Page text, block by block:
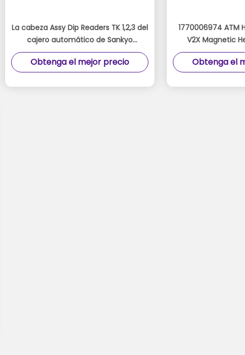
La cabeza Assy Dip Readers TK 1,2,3 del
cajero automático de Sankyo
SBW246502 leyó la cabeza magnética
del ICM 330
Obtenga el mejor precio
1770006974 ATM
V2X Magnetic
49997854
Obtenga el